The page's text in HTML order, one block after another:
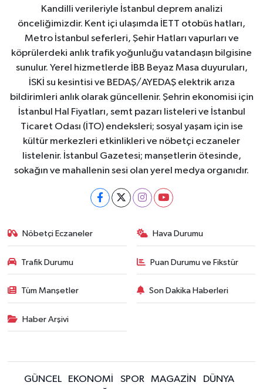
Kandilli verileriyle İstanbul deprem analizi
önceliğimizdir. Kent içi ulaşımda İETT otobüs hatları,
Metro İstanbul seferleri, Şehir Hatları vapurları ve
köprülerdeki anlık trafik yoğunluğu vatandaşın bilgisine
sunulur. Yerel hizmetlerde İBB Beyaz Masa duyuruları,
İSKİ su kesintisi ve BEDAŞ/AYEDAŞ elektrik arıza
bildirimleri anlık olarak güncellenir. Şehrin ekonomisi için
İstanbul Hal Fiyatları, semt pazarı listeleri ve İstanbul
Ticaret Odası (İTO) endeksleri; sosyal yaşam için ise
kültür merkezleri etkinlikleri ve nöbetçi eczaneler
listelenir. İstanbul Gazetesi; manşetlerin ötesinde,
sokağın ve mahallenin sesi olan yerel medya organıdır.
Nöbetçi Eczaneler Hava Durumu
Trafik Durumu Puan Durumu ve Fikstür
Tüm Manşetler Son Dakika Haberleri
Haber Arşivi
GÜNCEL EKONOMİ SPOR MAGAZİN DÜNYA